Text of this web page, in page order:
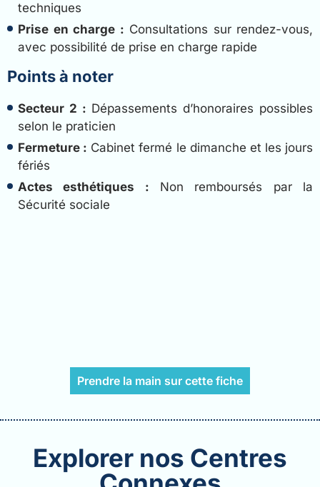
techniques
Prise en charge : Consultations sur rendez-vous,
avec possibilité de prise en charge rapide
Points à noter
Secteur 2 : Dépassements d’honoraires possibles
selon le praticien
Fermeture : Cabinet fermé le dimanche et les jours
fériés
Actes esthétiques : Non remboursés par la
Sécurité sociale
Prendre la main sur cette fiche
Explorer nos Centres